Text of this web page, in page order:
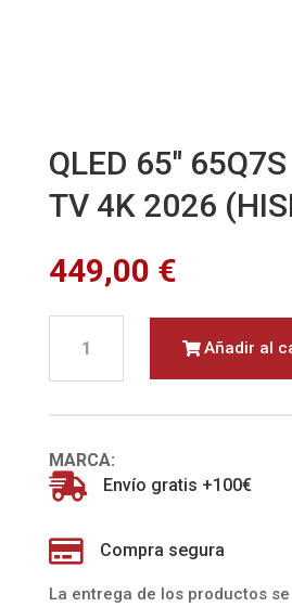
QLED 65″
TV 4K 2026
449,00 €
2026
(HISENSE)
Añadir al
MARCA:
 Envío gratis +100€
 Compra segura
La entrega de los productos